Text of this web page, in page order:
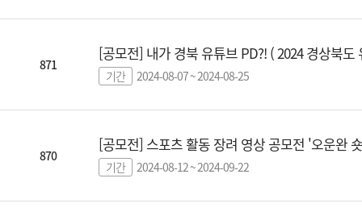
871
[공모전] 내가 경북 유튜브 PD?! ( 2024 경상북
기간 2024-08-07 ~ 2024-08-25
870
[공모전] 스포츠 활동 장려 영상 공모전 '오운완
기간 2024-08-12 ~ 2024-09-22